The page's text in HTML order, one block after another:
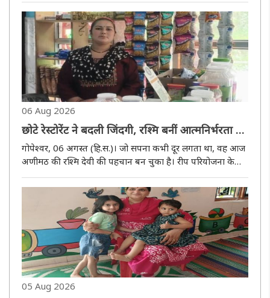
संभव है। यह कर दिखाया है मध्य प्रदेश के चंदेरी की हथकरघा
परम्परा..
06 Aug 2026
छोटे रेस्टोरेंट ने बदली जिंदगी, रश्मि बनीं आत्मनिर्भरता की
मिसाल
गोपेश्वर, 06 अगस्त (हि.स.)। जो सपना कभी दूर लगता था, वह आज
अणीमठ की रश्मि देवी की पहचान बन चुका है। रीप परियोजना के
25 से 30 हजार रुपये की आय दे रहा है। उनकी सफलता गांव की
05 Aug 2026